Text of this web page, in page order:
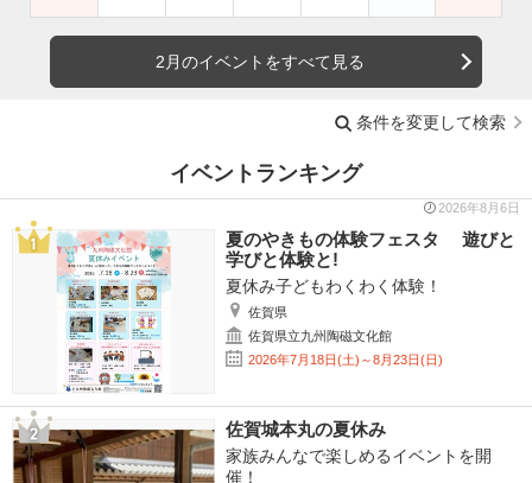
2月のイベントをすべて見る
条件を変更して検索
イベントランキング
2026年8月6日
夏のやきもの体験フェスタ 遊びと
学びと体験と!
夏休み子どもわくわく体験！
佐賀県
佐賀県立九州陶磁文化館
2026年7月18日(土)～8月23日(日)
佐賀城本丸の夏休み
家族みんなで楽しめるイベントを開
催！